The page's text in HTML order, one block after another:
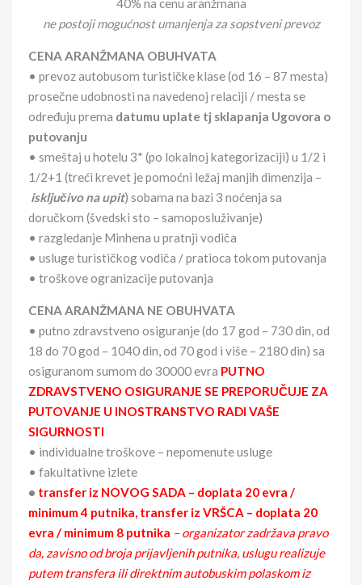
40% na cenu aranžmana
ne postoji mogućnost umanjenja za sopstveni prevoz
CENA ARANŽMANA OBUHVATA
• prevoz autobusom turističke klase (od 16 – 87 mesta)
prosečne udobnosti na navedenoj relaciji / mesta se
određuju prema datumu uplate tj sklapanja Ugovora o
putovanju
• smeštaj u hotelu 3* (po lokalnoj kategorizaciji) u 1/2 i
1/2+1 (treći krevet je pomoćni ležaj manjih dimenzija –
isključivo na upit) sobama na bazi 3 noćenja sa
doručkom (švedski sto – samoposluživanje)
• razgledanje Minhena u pratnji vodiča
• usluge turističkog vodiča / pratioca tokom putovanja
• troškove ogranizacije putovanja
CENA ARANŽMANA NE OBUHVATA
• putno zdravstveno osiguranje (do 17 god – 730 din, od
18 do 70 god – 1040 din, od 70 god i više – 2180 din) sa
osiguranom sumom do 30000 evra PUTNO
ZDRAVSTVENO OSIGURANJE SE PREPORUČUJE ZA
PUTOVANJE U INOSTRANSTVO RADI VAŠE
SIGURNOSTI
• individualne troškove – nepomenute usluge
• fakultativne izlete
• transfer iz NOVOG SADA – doplata 20 evra /
minimum 4 putnika, transfer iz VRŠCA – doplata 20
evra / minimum 8 putnika – organizator zadržava pravo
da, zavisno od broja prijavljenih putnika, uslugu realizuje
putem transfera ili direktnim autobuskim polaskom iz